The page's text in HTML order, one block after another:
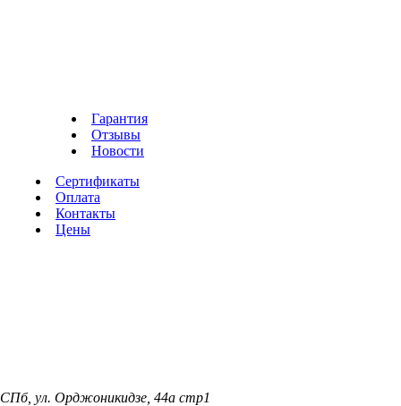
Гарантия
Отзывы
Новости
Сертификаты
Оплата
Контакты
Цены
СПб, ул. Орджоникидзе, 44а стр1